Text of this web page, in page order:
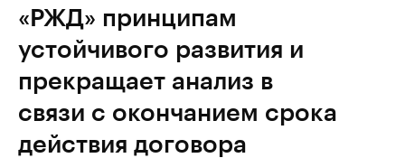
«РЖД» принципам
устойчивого развития и
прекращает анализ в
связи с окончанием срока
действия договора